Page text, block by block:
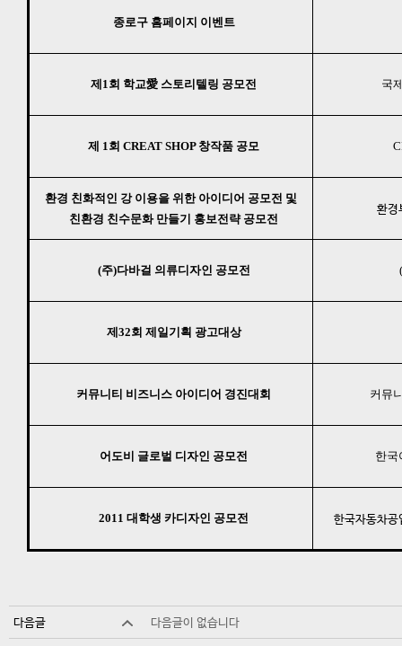
종로구 홈페이지 이벤트
제1회 학교愛 스토리텔링 공모전 국
제 1회 CREAT SHOP 창작품 공모
환경 친화적인 강 이용을 위한 아이디어 공모전 및
친환경 친수문화 만들기 홍보전략 공모전
환경
(주)다바걸 의류디자인 공모전
제32회 제일기획 광고대상
커뮤니티 비즈니스 아이디어 경진대회 커뮤
어도비 글로벌 디자인 공모전 한국
2011 대학생 카디자인 공모전 한국자동차공
다음글 다음글이 없습니다